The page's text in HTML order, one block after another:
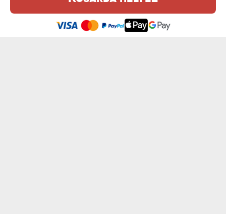
Ez a weboldal sütiket (cookie-kat) használ. A sütikről bővebben az
Adatvédelmi Szabályzatban olvashatsz.. Elfogadom